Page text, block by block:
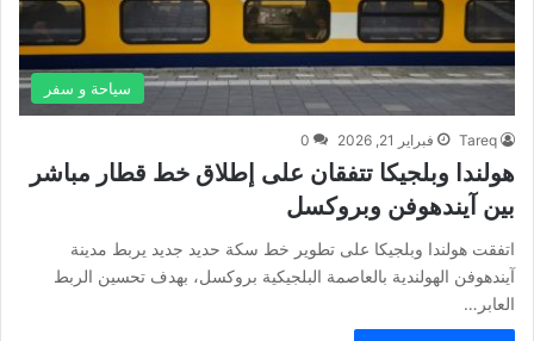
سياحة و سفر
Tareq فبراير 21, 2026 0
هولندا وبلجيكا تتفقان على إطلاق خط قطار مباشر
بين آيندهوفن وبروكسل
اتفقت هولندا وبلجيكا على تطوير خط سكة حديد جديد يربط مدينة
آيندهوفن الهولندية بالعاصمة البلجيكية بروكسل، بهدف تحسين الربط
العابر…